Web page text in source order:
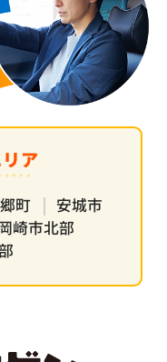
ア
町
安城市
崎市北部